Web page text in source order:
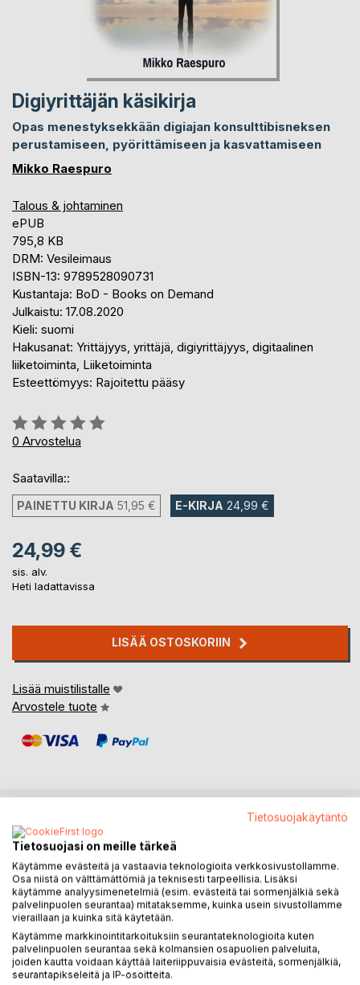
Digiyrittäjän käsikirja
Opas menestyksekkään digiajan konsulttibisneksen
perustamiseen, pyörittämiseen ja kasvattamiseen
Mikko Raespuro
Talous & johtaminen
ePUB
795,8 KB
DRM: Vesileimaus
ISBN-13: 9789528090731
Kustantaja: BoD - Books on Demand
Julkaistu: 17.08.2020
Kieli: suomi
Hakusanat: Yrittäjyys, yrittäjä, digiyrittäjyys, digitaalinen
liiketoiminta, Liiketoiminta
Esteettömyys: Rajoitettu pääsy
Arvostelu::
0%
0 Arvostelua
Saatavilla::
PAINETTU KIRJA 51,95 € E-KIRJA 24,99 €
24,99 €
sis. alv.
Heti ladattavissa
LISÄÄ OSTOSKORIIN
Lisää muistilistalle
Arvostele tuote
KUVAUS
Digiyrittäjän käsikirja on syntynyt noin yhden kokonaisen
vuoden kestävän työstämisprosessin seurauksena. Tämä
prosessi on pitänyt sisällään vanhojen liiketoimintatapojen
lähes täydellisen muodonmuutoksen digimaailman
aallonharjan uusimpien tuulahdusten mukaan - kuitenkin
perinteitä kunnoittaen.
Tietosuojakäytäntö
Tietosuojasi on meille tärkeä
Käytämme evästeitä ja vastaavia teknologioita verkkosivustollamme.
Osa niistä on välttämättömiä ja teknisesti tarpeellisia. Lisäksi
käytämme analyysimenetelmiä (esim. evästeitä tai sormenjälkiä sekä
palvelinpuolen seurantaa) mitataksemme, kuinka usein sivustollamme
vieraillaan ja kuinka sitä käytetään.
Käytämme markkinointitarkoituksiin seurantateknologioita kuten
palvelinpuolen seurantaa sekä kolmansien osapuolien palveluita,
joiden kautta voidaan käyttää laiteriippuvaisia evästeitä, sormenjälkiä,
seurantapikseleitä ja IP-osoitteita.